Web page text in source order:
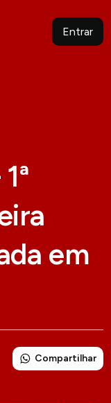
Entrar
em
Compartilhar